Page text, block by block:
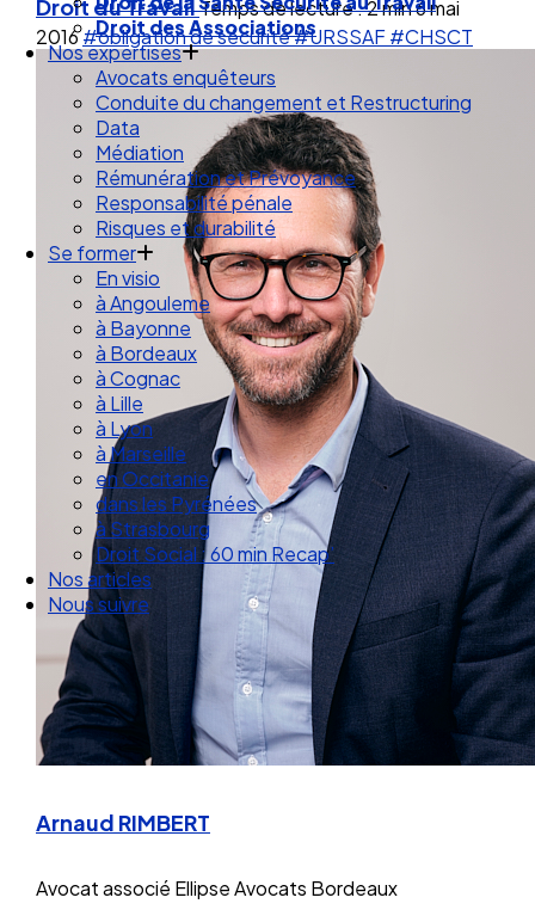
Droit des Associations
Nos expertises
Avocats enquêteurs
Conduite du changement et Restructuring
Data
Médiation
Rémunération et Prévoyance
Responsabilité pénale
Risques et durabilité
Se former
En visio
à Angouleme
à Bayonne
à Bordeaux
à Cognac
à Lille
à Lyon
à Marseille
en Occitanie
dans les Pyrénées
à Strasbourg
Droit Social : 60 min Recap’
Nos articles
Nous suivre
Droit du TravailTemps de lecture : 2 min6 mai
2016#obligation de sécurité#URSSAF#CHSCT
Arnaud RIMBERT
Avocat associé Ellipse Avocats Bordeaux